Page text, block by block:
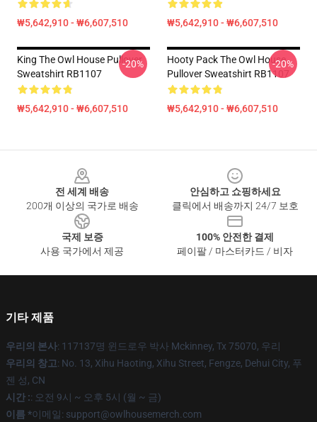
₩5,642,910 - ₩6,607,510 ₩5,642,910 - ₩6,607,510
King The Owl House Pullover
Sweatshirt RB1107
₩5,642,910 - ₩6,607,510
-20%
Hooty Pack The Owl House
Pullover Sweatshirt RB1107
₩5,642,910 - ₩6,607,510
-20%
전 세계 배송
200개 이상의 국가로 배송
안심하고 쇼핑하세요
클릭에서 배송까지 24/7 보호
국제 보증
사용 국가에서 제공
100% 안전한 결제
페이팔 / 마스터카드 / 비자
기타 제품
우리의 본사: 117137명 윈드로우 박사 Mckinney, Tx 75070, 우리
우리의 창고: No. 13, Xihu Haoting, Xihu Street, Fengze, Dehui City, 푸
젠 성, CN
시간 :: 오전 9시 ~ 오후 5시 (월 ~ 금)
이름 *이메일: support@owlhousemerch.com